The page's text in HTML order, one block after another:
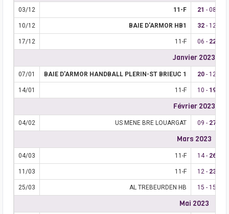
03/12 11-F 21 - 08
10/12 BAIE D'ARMOR HB1 32 - 12
17/12 11-F 06 - 22
Janvier 2023
07/01 BAIE D'ARMOR HANDBALL PLERIN-ST BRIEUC 1 20 - 12
14/01 11-F 10 - 19
Février 2023
04/02 US MENE BRE LOUARGAT 09 - 27
Mars 2023
04/03 11-F 14 - 26
11/03 11-F 12 - 23
25/03 AL TREBEURDEN HB 15 - 15
Mai 2023